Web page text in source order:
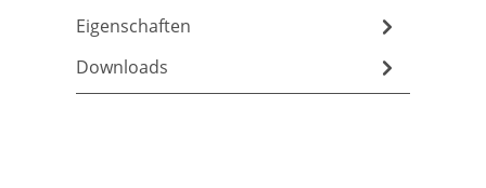
Eigenschaften
Downloads